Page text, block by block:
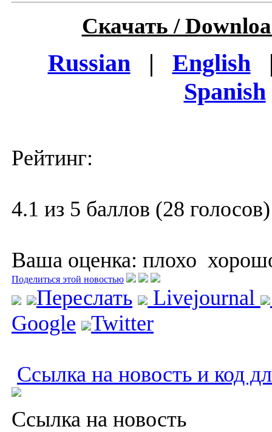
Скачать /
Russian| English
Spanish
Рейтинг:
4.1 из 5 баллов (28 голосов)
Ваша оценка: плохо
Поделиться этой новостью
Переслать Livejournal
Google
Twitter
Ссылка на новость и код
Ссылка на новость